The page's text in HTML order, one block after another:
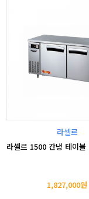
라셀르
라셀르 1500 간냉 테이
1,827,000원